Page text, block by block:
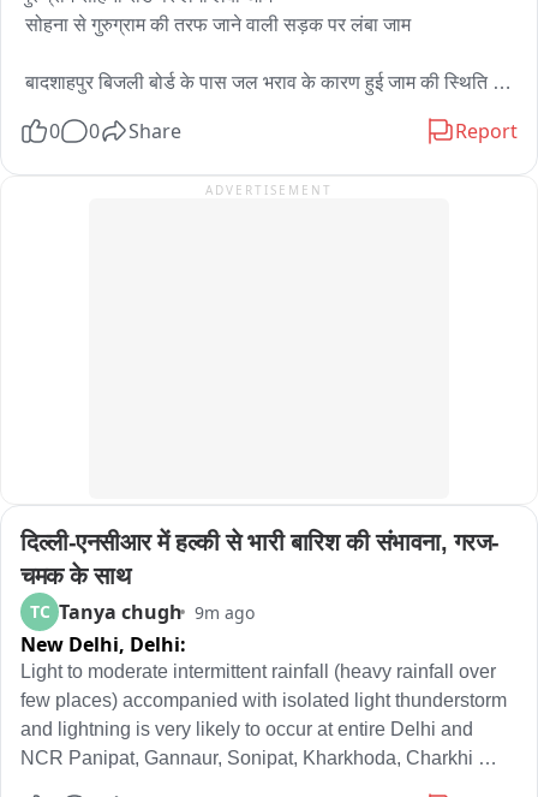
सोहना से गुरुग्राम की तरफ जाने वाली सड़क पर लंबा जाम
बादशाहपुर बिजली बोर्ड के पास जल भराव के कारण हुई जाम की स्थिति
0 0 Share Report
ADVERTISEMENT
दिल्ली-एनसीआर में हल्की से भारी बारिश की संभावना, गरज-
चमक के साथ
TC Tanya chugh 9m ago
New Delhi, Delhi:
Light to moderate intermittent rainfall (heavy rainfall over
few places) accompanied with isolated light thunderstorm
and lightning is very likely to occur at entire Delhi and
NCR Panipat, Gannaur, Sonipat, Kharkhoda, Charkhi